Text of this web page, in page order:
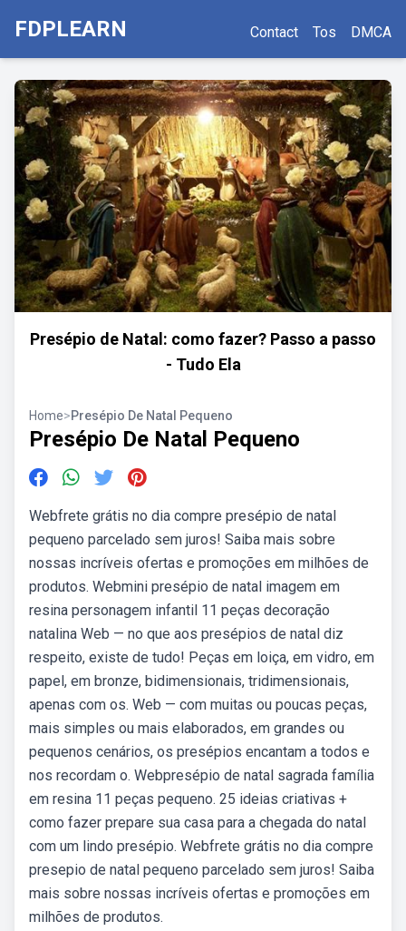
FDPLEARN Contact Tos DMCA
Presépio de Natal: como fazer? Passo a passo
- Tudo Ela
Home>Presépio De Natal Pequeno
Presépio De Natal Pequeno
Webfrete grátis no dia compre presépio de natal
pequeno parcelado sem juros! Saiba mais sobre
nossas incríveis ofertas e promoções em milhões de
produtos. Webmini presépio de natal imagem em
resina personagem infantil 11 peças decoração
natalina Web — no que aos presépios de natal diz
respeito, existe de tudo! Peças em loiça, em vidro, em
papel, em bronze, bidimensionais, tridimensionais,
apenas com os. Web — com muitas ou poucas peças,
mais simples ou mais elaborados, em grandes ou
pequenos cenários, os presépios encantam a todos e
nos recordam o. Webpresépio de natal sagrada família
em resina 11 peças pequeno. 25 ideias criativas +
como fazer prepare sua casa para a chegada do natal
com um lindo presépio. Webfrete grátis no dia compre
presepio de natal pequeno parcelado sem juros! Saiba
mais sobre nossas incríveis ofertas e promoções em
milhões de produtos.